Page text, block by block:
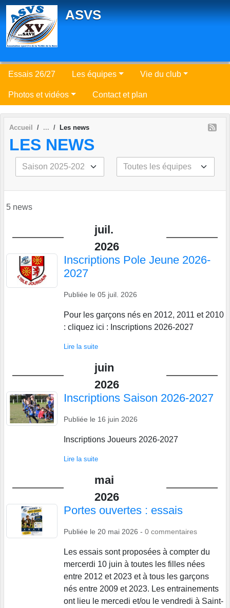
ASVS
Essais 26/27 Les équipes Vie du club
Photos et vidéos Contact et plan
Accueil Les news
LES NEWS
5 news
juil.
2026
Inscriptions Pole Jeune 2026-
2027
Publiée le 05 juil. 2026
Pour les garçons nés en 2012, 2011 et 2010
: cliquez ici : Inscriptions 2026-2027
Lire la suite
juin
2026
Inscriptions Saison 2026-2027
Publiée le 16 juin 2026
Inscriptions Joueurs 2026-2027
Lire la suite
mai
2026
Portes ouvertes : essais
Publiée le 20 mai 2026 - 0 commentaires
Les essais sont proposées à compter du
mercerdi 10 juin à toutes les filles nées
entre 2012 et 2023 et à tous les garçons
nés entre 2009 et 2023. Les entrainements
ont lieu le mercedi et/ou le vendredi à Saint-
Panneau de gestion des cookies